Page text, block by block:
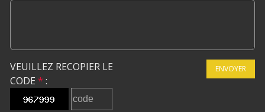
VEUILLEZ RECOPIER LE
CODE * :
ENVOYER